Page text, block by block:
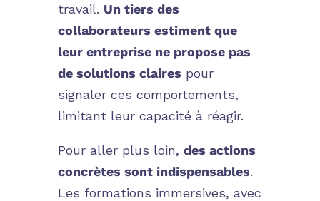
travail. Un tiers des
collaborateurs estiment que
leur entreprise ne propose pas
de solutions claires pour
signaler ces comportements,
limitant leur capacité à réagir.
Pour aller plus loin, des actions
concrètes sont indispensables.
Les formations immersives, avec